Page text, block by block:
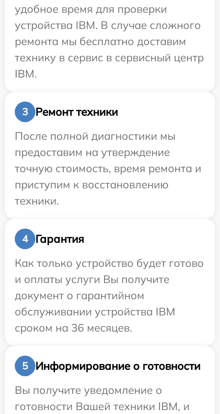
удобное время для проверки
устройства IBM. В случае сложного
ремонта мы бесплатно доставим
технику в сервис в сервисный центр
IBM.
3
Ремонт техники
После полной диагностики мы
предоставим на утверждение
точную стоимость, время ремонта и
приступим к восстановлению
техники.
4
Гарантия
Как только устройство будет готово
и оплаты услуги Вы получите
документ о гарантийном
обслуживании устройства IBM
сроком на 36 месяцев.
5
Информирование о готовности
Вы получите уведомление о
готовности Вашей техники IBM, и